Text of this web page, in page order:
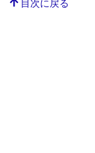
目次に戻る